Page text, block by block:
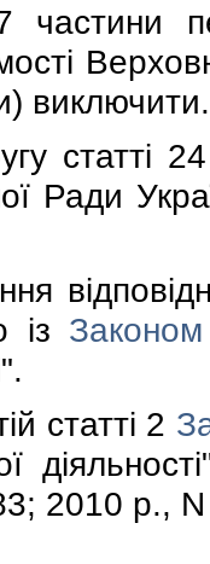
виключити.
статтi
Ради
iз
статтi 2
2010 р.,